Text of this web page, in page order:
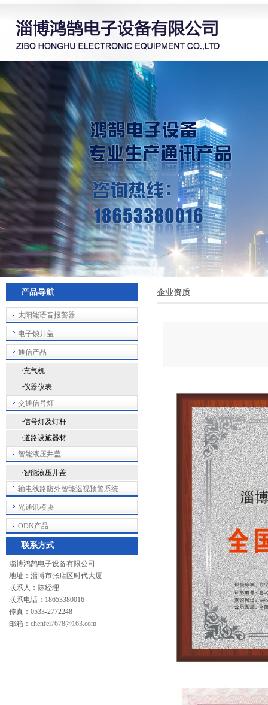
产品导航
太阳能语音报警器
电子锁井盖
通信产品
·充气机
·仪器仪表
交通信号灯
·信号灯及灯杆
·道路设施器材
智能液压井盖
·智能液压井盖
输电线路防外智能巡视预警系统
光通讯模块
ODN产品
联系方式
淄博鸿鹄电子设备有限公司
地址：淄博市张店区时代大厦
联系人：陈经理
联系电话：18653380016
传真：0533-2772248
邮箱： chenfei7678@163.com
企业资质